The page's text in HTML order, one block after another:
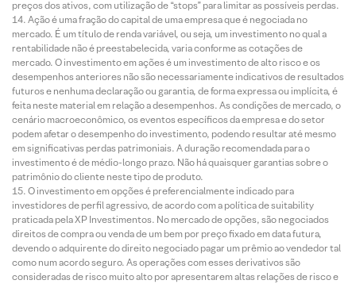
preços dos ativos, com utilização de “stops” para limitar as possíveis perdas.
Ação é uma fração do capital de uma empresa que é negociada no
mercado. É um título de renda variável, ou seja, um investimento no qual a
rentabilidade não é preestabelecida, varia conforme as cotações de
mercado. O investimento em ações é um investimento de alto risco e os
desempenhos anteriores não são necessariamente indicativos de resultados
futuros e nenhuma declaração ou garantia, de forma expressa ou implícita, é
feita neste material em relação a desempenhos. As condições de mercado, o
cenário macroeconômico, os eventos específicos da empresa e do setor
podem afetar o desempenho do investimento, podendo resultar até mesmo
em significativas perdas patrimoniais. A duração recomendada para o
investimento é de médio-longo prazo. Não há quaisquer garantias sobre o
patrimônio do cliente neste tipo de produto.
O investimento em opções é preferencialmente indicado para
investidores de perfil agressivo, de acordo com a política de suitability
praticada pela XP Investimentos. No mercado de opções, são negociados
direitos de compra ou venda de um bem por preço fixado em data futura,
devendo o adquirente do direito negociado pagar um prêmio ao vendedor tal
como num acordo seguro. As operações com esses derivativos são
consideradas de risco muito alto por apresentarem altas relações de risco e